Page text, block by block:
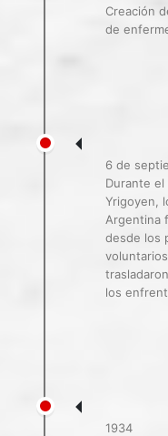
Creación
de
6 de
Durante
Yrigoyen,
Argentina
desde los
los
1934